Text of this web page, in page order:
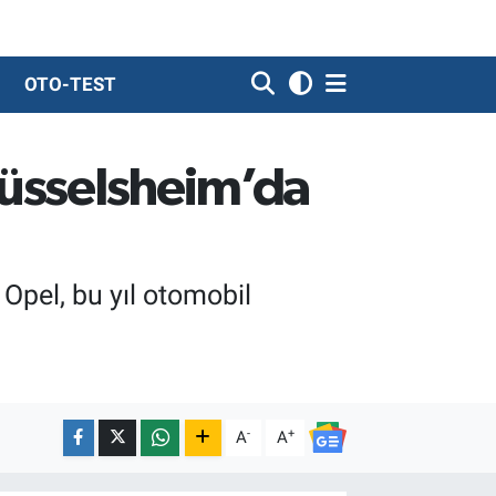
OTO-TEST
bu yıl otomobil
A- A+